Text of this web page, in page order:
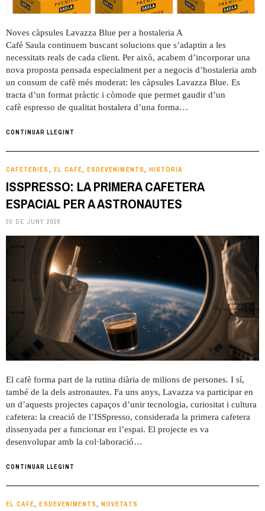
Noves càpsules Lavazza Blue per a hostaleria A
Café Saula continuem buscant solucions que s’adaptin a les
necessitats reals de cada client. Per això, acabem d’incorporar una
nova proposta pensada especialment per a negocis d’hostaleria amb
un consum de cafè més moderat: les càpsules Lavazza Blue. Es
tracta d’un format pràctic i còmode que permet gaudir d’un
cafè espresso de qualitat hostalera d’una forma…
CONTINUAR LLEGINT
CAFETERIES EL CAFÉ ESDEVENIMENTS HISTÒRIA
ISSPRESSO: LA PRIMERA CAFETERA
ESPACIAL PER A ASTRONAUTES
30 DE JUNY 2026
El cafè forma part de la rutina diària de milions de persones. I sí,
també de la dels astronautes. Fa uns anys, Lavazza va participar en
un d’aquests projectes capaços d’unir tecnologia, curiositat i cultura
cafetera: la creació de l’ISSpresso, considerada la primera cafetera
dissenyada per a funcionar en l’espai. El projecte es va
desenvolupar amb la col·laboració…
CONTINUAR LLEGINT
EL CAFÉ ESDEVENIMENTS NOVETATS